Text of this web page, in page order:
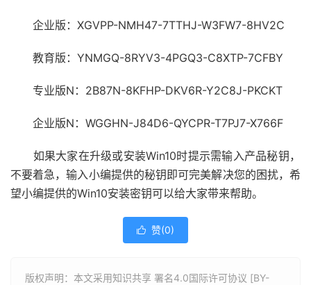
企业版：XGVPP-NMH47-7TTHJ-W3FW7-8HV2C
教育版：YNMGQ-8RYV3-4PGQ3-C8XTP-7CFBY
专业版N：2B87N-8KFHP-DKV6R-Y2C8J-PKCKT
企业版N：WGGHN-J84D6-QYCPR-T7PJ7-X766F
如果大家在升级或安装Win10时提示需输入产品秘钥，
不要着急，输入小编提供的秘钥即可完美解决您的困扰，希
望小编提供的Win10安装密钥可以给大家带来帮助。
 赞(0)
版权声明：本文采用知识共享 署名4.0国际许可协议 [BY-